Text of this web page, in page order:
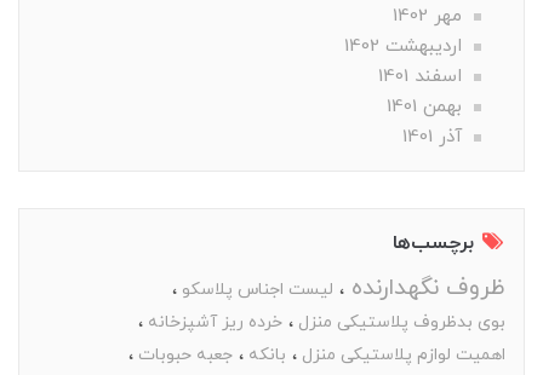
مهر 1402
ارديبهشت 1402
اسفند 1401
بهمن 1401
آذر 1401
برچسب‌ها
ظروف نگهدارنده
لیست اجناس پلاسکو
بوی بدظروف پلاستیکی منزل
خرده ریز آشپزخانه
اهمیت لوازم پلاستیکی منزل
بانکه
جعبه حبوبات